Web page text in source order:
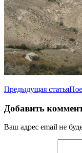
Навигация
по
записям
Предыдущая статья
Добавить
Ваш адрес email не